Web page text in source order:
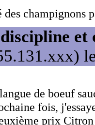
champignons
et
de boeuf
fois,
prix